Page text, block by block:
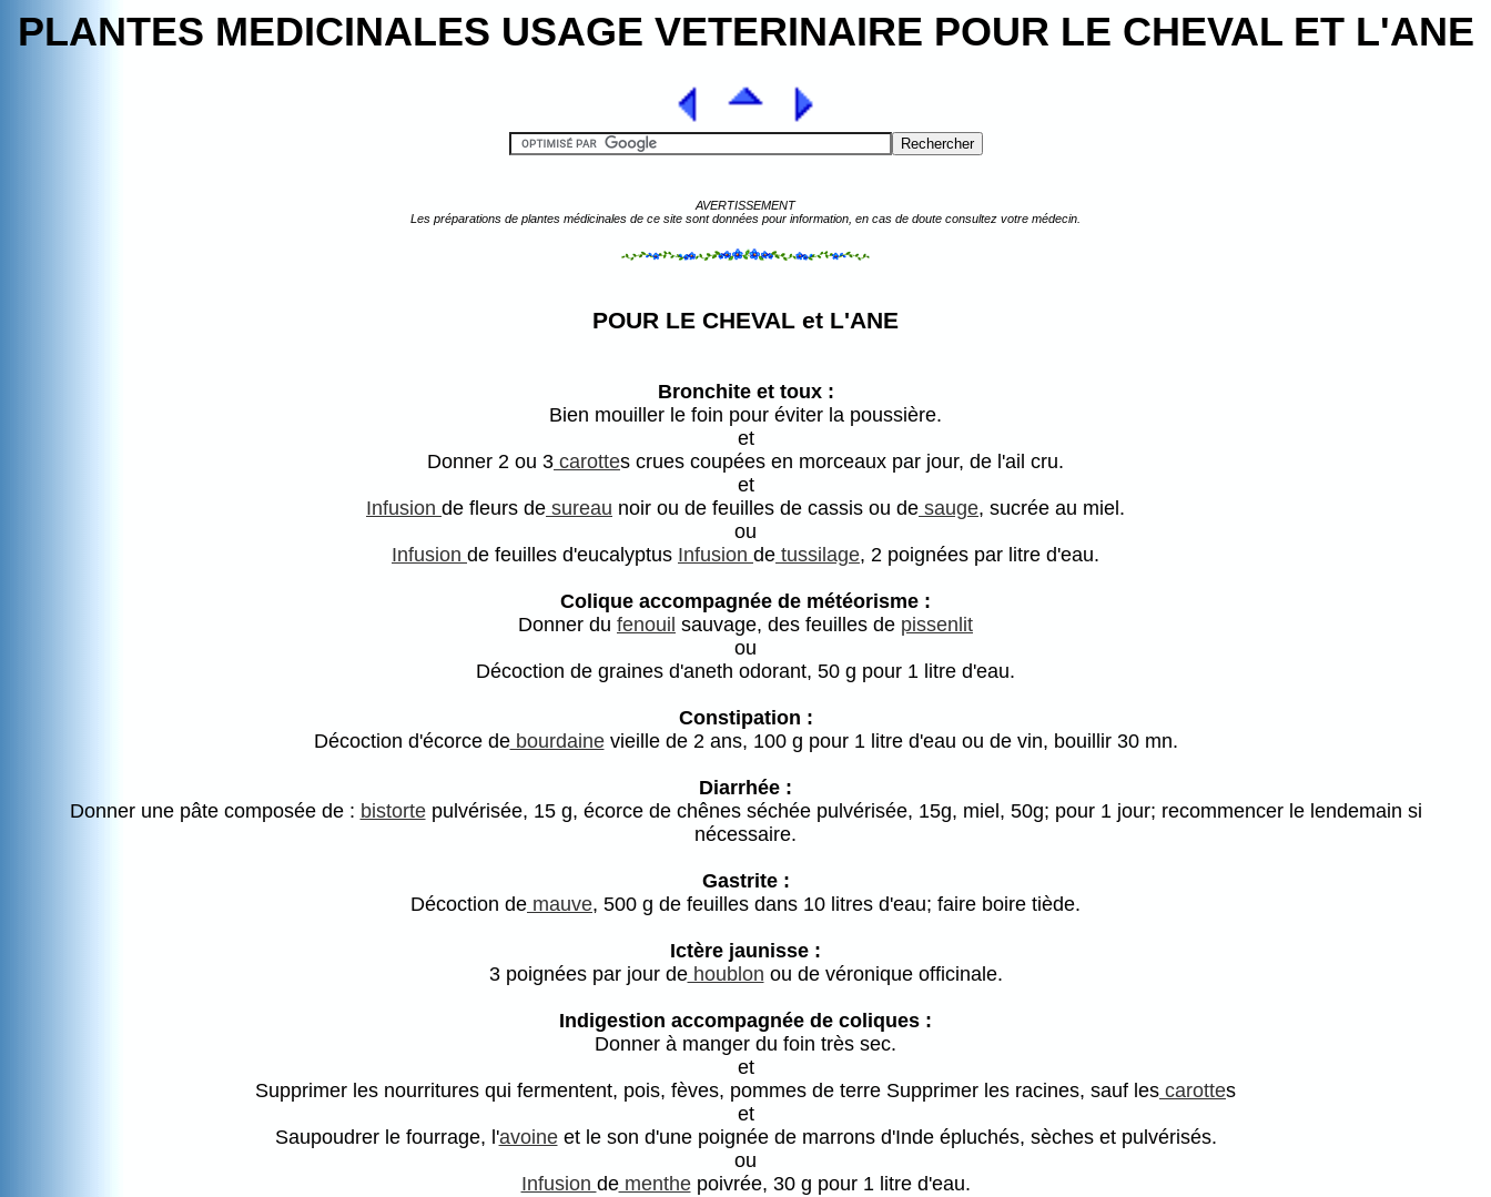
PLANTES MEDICINALES USAGE VETERINAIRE POUR LE CHEVAL ET L'ANE
AVERTISSEMENT
Les préparations de plantes médicinales de ce site sont données pour information, en cas de doute consultez votre médecin.
POUR LE CHEVAL et L'ANE
Bronchite et toux :
Bien mouiller le foin pour éviter la poussière.
et
Donner 2 ou 3 carottes crues coupées en morceaux par jour, de l'ail cru.
et
Infusion de fleurs de sureau noir ou de feuilles de cassis ou de sauge, sucrée au miel.
ou
Infusion de feuilles d'eucalyptus Infusion de tussilage, 2 poignées par litre d'eau.
Colique accompagnée de météorisme :
Donner du fenouil sauvage, des feuilles de pissenlit
ou
Décoction de graines d'aneth odorant, 50 g pour 1 litre d'eau.
Constipation :
Décoction d'écorce debourdainevieille de 2 ans, 100 g pour 1 litre d'eau ou de vin, bouillir 30 mn.
Diarrhée :
Donner une pâte composée de : bistortepulvérisée, 15 g, écorce de chênes séchée pulvérisée, 15g, miel, 50g; pour 1 jour; recommencer le lendemain si
nécessaire.
Gastrite :
Décoction de mauve, 500 g de feuilles dans 10 litres d'eau; faire boire tiède.
Ictère jaunisse :
3 poignées par jour dehoublon ou de véronique officinale.
Indigestion accompagnée de coliques :
Donner à manger du foin très sec.
et
Supprimer les nourritures qui fermentent, pois, fèves, pommes de terre Supprimer les racines, sauf les carottes
et
Saupoudrer le fourrage, l'avoineet le son d'une poignée de marrons d'Inde épluchés, sèches et pulvérisés.
ou
Infusion dementhepoivrée, 30 g pour 1 litre d'eau.